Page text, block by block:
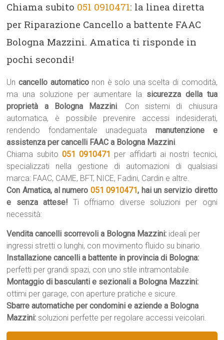
Chiama subito 051 0910471: la linea diretta
per Riparazione Cancello a battente FAAC
Bologna Mazzini. Amatica ti risponde in
pochi secondi!
Uncancello automaticonon è solo una scelta di comodità,
ma una soluzione per aumentare la sicurezza della tua
proprietà a Bologna Mazzini. Con sistemi di chiusura
automatica, è possibile prevenire accessi indesiderati,
rendendo fondamentale unadeguatamanutenzione e
assistenza per cancelli FAAC a Bologna Mazzini.
Chiama subito 051 0910471 per affidarti ai nostri tecnici,
specializzati nella gestione di automazioni di qualsiasi
marca: FAAC, CAME, BFT, NICE, Fadini, Cardin e altre.
Con Amatica, al numero 051 0910471, hai un servizio diretto
e senza attese! Ti offriamo diverse soluzioni per ogni
necessità:
Vendita cancelli scorrevoli a Bologna Mazzini: ideali per
ingressi stretti o lunghi, con movimento fluido su binario.
Installazione cancelli a battente in provincia di Bologna:
perfetti per grandi spazi, con uno stile intramontabile.
Montaggio di basculanti e sezionali a Bologna Mazzini:
ottimi per garage, con aperture pratiche e sicure.
Sbarre automatiche per condomini e aziende a Bologna
Mazzini: soluzioni perfette per regolare accessi veicolari.